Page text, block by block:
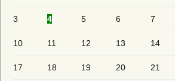
3 4 5 6 7
10 11 12 13 14
17 18 19 20 21